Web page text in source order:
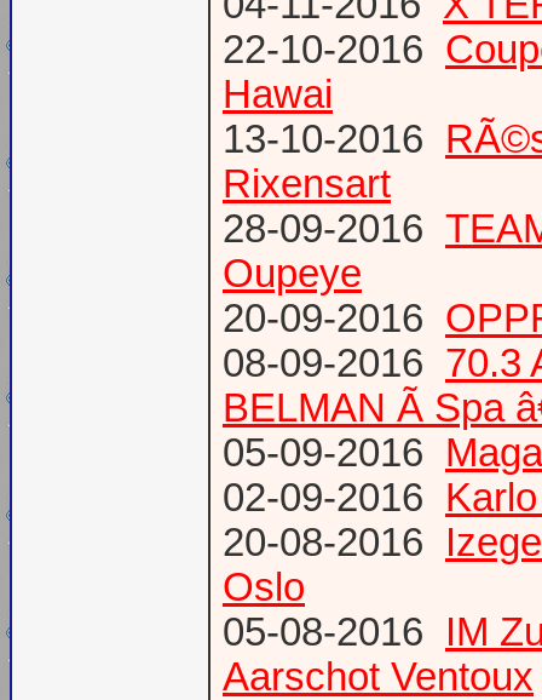
22-10-2016
Hawai
13-10-2016
Rixensart
28-09-2016
Oupeye
20-09-2016
08-09-2016 70.3
BELMAN Ã Spa
05-09-2016
02-09-2016
20-08-2016
Oslo
05-08-2016 IM
Aarschot Ventoux